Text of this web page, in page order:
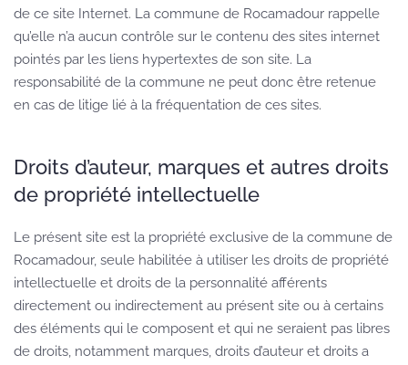
de ce site Internet. La commune de Rocamadour rappelle
qu’elle n’a aucun contrôle sur le contenu des sites internet
pointés par les liens hypertextes de son site. La
responsabilité de la commune ne peut donc être retenue
en cas de litige lié à la fréquentation de ces sites.
Droits d’auteur, marques et autres droits
de propriété intellectuelle
Le présent site est la propriété exclusive de la commune de
Rocamadour, seule habilitée à utiliser les droits de propriété
intellectuelle et droits de la personnalité afférents
directement ou indirectement au présent site ou à certains
des éléments qui le composent et qui ne seraient pas libres
de droits, notamment marques, droits d’auteur et droits a